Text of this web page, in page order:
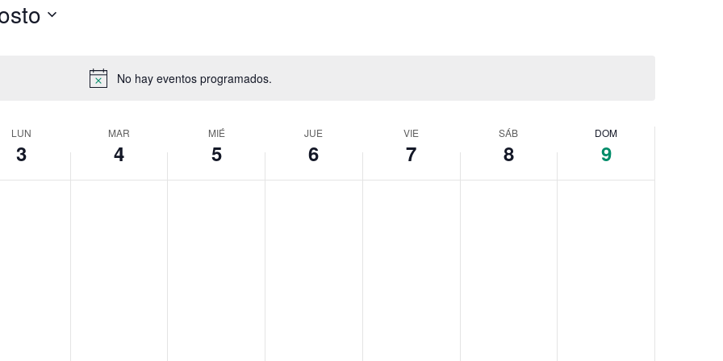
No hay eventos programados.
LUN
3
MAR
4
MIÉ
5
JUE
6
VIE
7
SÁB
8
DOM
9